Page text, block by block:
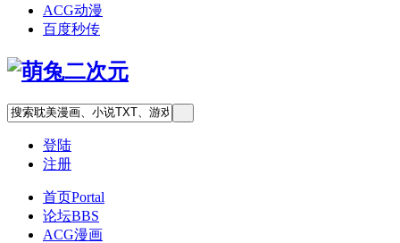
ACG动漫
百度秒传
登陆
注册
首页Portal
论坛BBS
ACG漫画